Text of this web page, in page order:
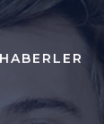
HABERLER